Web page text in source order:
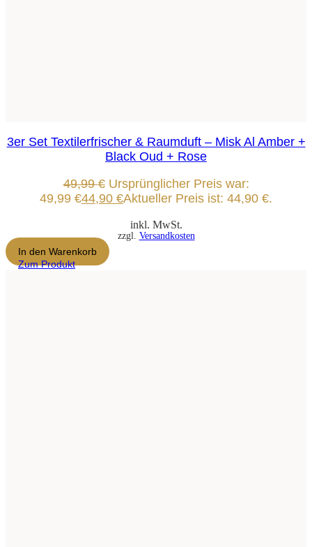
3er Set Textilerfrischer & Raumduft – Misk Al Amber +
Black Oud + Rose
49,99€ Ursprünglicher Preis war:
49,99 €44,90 €Aktueller Preis ist: 44,90 €.
inkl. MwSt.
zzgl. Versandkosten
In den Warenkorb
Zum Produkt